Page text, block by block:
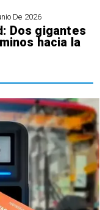
De 2026
Dos gigantes
hacia la